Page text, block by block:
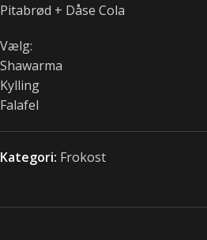
Pitabrød + Dåse Cola
Vælg:
Shawarma
Kylling
Falafel
Kategori: Frokost